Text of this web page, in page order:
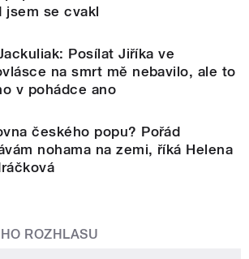
jsem se cvakl
Posílat Jiříka ve
na smrt mě nebavilo, ale to
v pohádce ano
českého popu? Pořád
nohama na zemi, říká Helena
ROZHLASU